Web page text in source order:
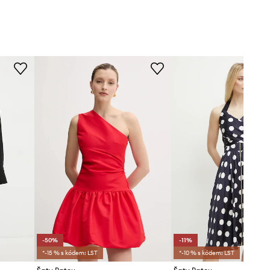
-50%
*-15 % s kódem: LST
-11%
*-10 % s kódem: LST